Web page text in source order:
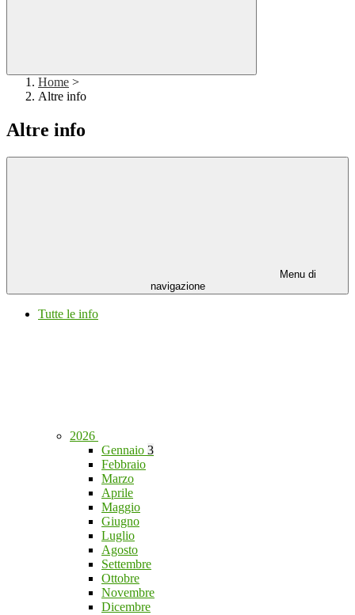
Home >
Altre info
Altre info
Menu di
navigazione
Tutte le info
2026
Gennaio 3
Febbraio
Marzo
Aprile
Maggio
Giugno
Luglio
Agosto
Settembre
Ottobre
Novembre
Dicembre